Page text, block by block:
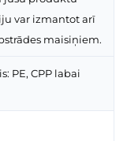
var izmantot arī
maisiņiem.
PE, CPP labai